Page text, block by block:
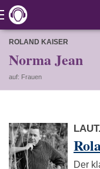
ROLAND KAISER
Norma Jean
auf: Frauen
Der